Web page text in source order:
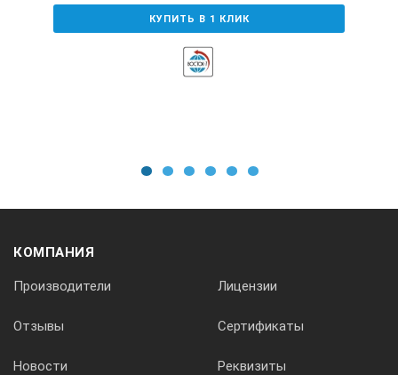
Длина трассы ощупения In
(в зависимости от фильтра)
КУПИТЬ В 1 КЛИК
КОМПАНИЯ
Производители Лицензии
Отзывы Сертификаты
Новости Реквизиты